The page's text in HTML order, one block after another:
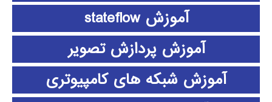
آموزش stateflow
آموزش پردازش تصویر
آموزش شبکه های کامپیوتری